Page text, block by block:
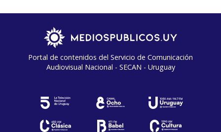
Portal de contenidos del Servicio de Comunicación
Audiovisual Nacional - SECAN - Uruguay